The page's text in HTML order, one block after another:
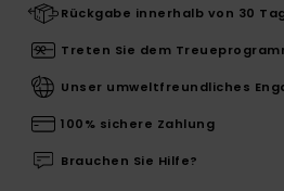
Rückgabe innerhalb von 30
Treten Sie dem
Unser umweltfreundliches
100% sichere Zahlung
Brauchen Sie Hilfe?